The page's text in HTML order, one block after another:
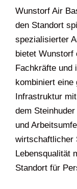
Wunstorf Air
den Standort
spezialisierter
bietet Wunstorf
Fachkräfte und
kombiniert eine
Infrastruktur
dem
und
wirtschaftlicher
Lebensqualität
Standort für